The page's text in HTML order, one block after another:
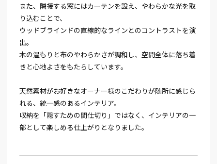
また、隣接する窓にはカーテンを設え、やわらかな光を取
り込むことで、
ウッドブラインドの直線的なラインとのコントラストを演
出。
木の温もりと布のやわらかさが調和し、空間全体に落ち着
きと心地よさをもたらしています。
天然素材がお好きなオーナー様のこだわりが随所に感じら
れる、統一感のあるインテリア。
収納を「隠すための間仕切り」ではなく、インテリアの一
部として楽しめる仕上がりとなりました。